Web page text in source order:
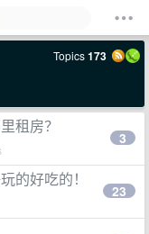
Topics173
租房？
3
的好吃的！
23